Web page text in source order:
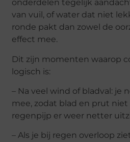
onderdelen tegelijk
van vuil, of water dat niet
ronde pakt dan zowel de
effect mee.
Dit zijn momenten waarop
logisch is:
– Na veel wind of bladval: je
mee, zodat blad en prut
regenpijp er weer netter
– Als je bij regen overloop